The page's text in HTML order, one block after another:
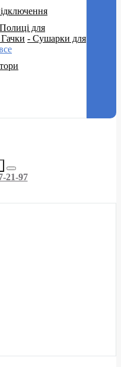
для
- Сушарки для
21-97